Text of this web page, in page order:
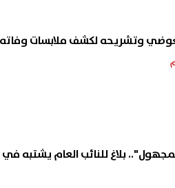
وتشريحه لكشف ملابسات
بلاغ للنائب العام يشتبه